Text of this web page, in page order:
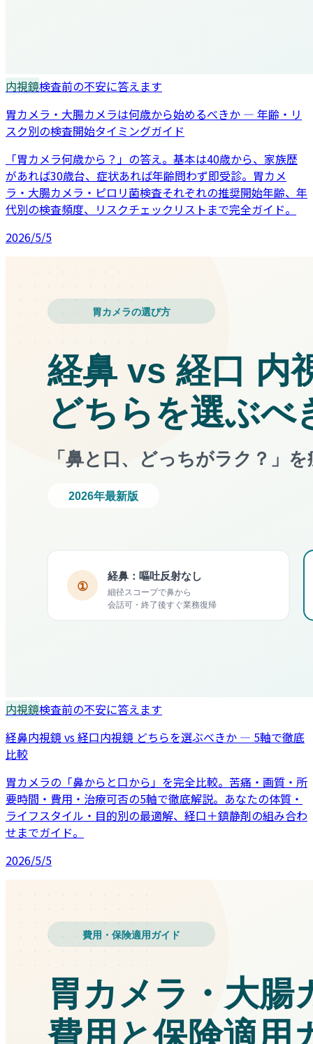
内視鏡検査前の不安に答えます
胃カメラ・大腸カメラは何歳から始めるべきか — 年齢・リ
スク別の検査開始タイミングガイド
「胃カメラ何歳から？」の答え。基本は40歳から、家族歴
があれば30歳台、症状あれば年齢問わず即受診。胃カメ
ラ・大腸カメラ・ピロリ菌検査それぞれの推奨開始年齢、年
代別の検査頻度、リスクチェックリストまで完全ガイド。
2026/5/5
内視鏡検査前の不安に答えます
経鼻内視鏡 vs 経口内視鏡 どちらを選ぶべきか — 5軸で徹底
比較
胃カメラの「鼻からと口から」を完全比較。苦痛・画質・所
要時間・費用・治療可否の5軸で徹底解説。あなたの体質・
ライフスタイル・目的別の最適解、経口＋鎮静剤の組み合わ
せまでガイド。
2026/5/5